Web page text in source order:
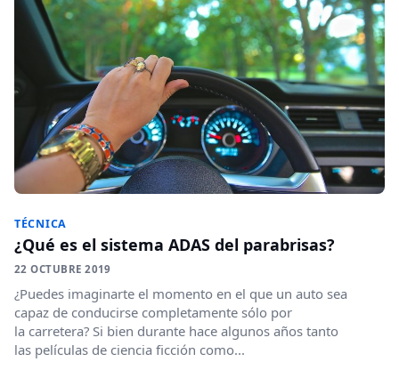
TÉCNICA
¿Qué es el sistema ADAS del parabrisas?
22 OCTUBRE 2019
¿Puedes imaginarte el momento en el que un auto sea
capaz de conducirse completamente sólo por
la carretera? Si bien durante hace algunos años tanto
las películas de ciencia ficción como...